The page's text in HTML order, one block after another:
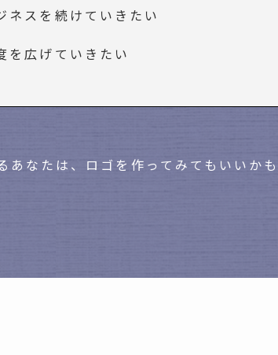
ネスを続けていきたい
を広げていきたい
あなたは、ロゴを作ってみてもいいかも